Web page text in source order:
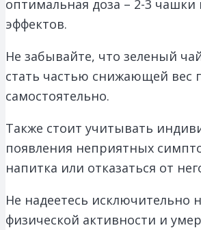
оптимальная доза – 2-3
эффектов.
Не забывайте, что зеленый
стать частью снижающей вес
самостоятельно.
Также стоит учитывать
появления неприятных
напитка или отказаться от
Не надеетесь исключительно
физической активности и